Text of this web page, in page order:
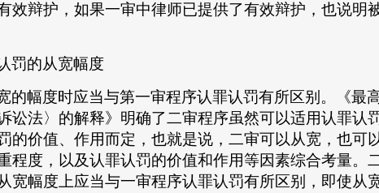
效辩护，如果一审中律师已提供了有效辩护，也说明
罚的从宽幅度
的幅度时应当与第一审程序认罪认罚有所区别。《最
讼法〉的解释》明确了二审程序虽然可以适用认罪认
的价值、作用而定，也就是说，二审可以从宽，也可
程度，以及认罪认罚的价值和作用等因素综合考量。
宽幅度上应当与一审程序认罪认罚有所区别，即使从